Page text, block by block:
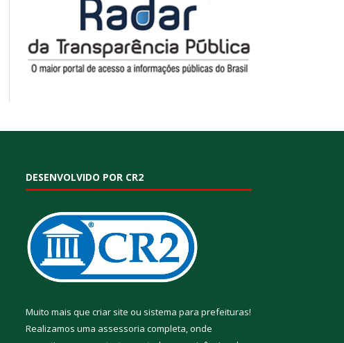
DESENVOLVIDO POR CR2
Muito mais que criar site ou sistema para prefeituras!
Realizamos uma assessoria completa, onde